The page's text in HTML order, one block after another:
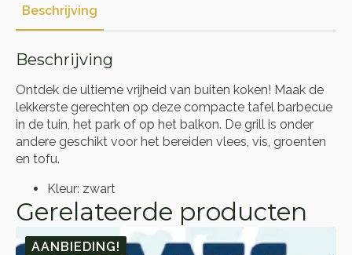
Beschrijving
Beschrijving
Ontdek de ultieme vrijheid van buiten koken! Maak de
lekkerste gerechten op deze compacte tafel barbecue
in de tuin, het park of op het balkon. De grill is onder
andere geschikt voor het bereiden vlees, vis, groenten
en tofu.
Kleur: zwart
Gerelateerde producten
AANBIEDING!